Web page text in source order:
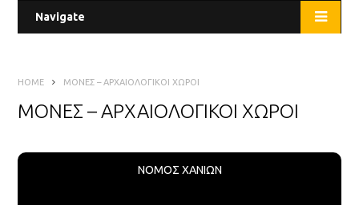
Navigate
HOME ΜΟΝΕΣ – ΑΡΧΑΙΟΛΟΓΙΚΟΙ ΧΩΡΟΙ
ΜΟΝΕΣ – ΑΡΧΑΙΟΛΟΓΙΚΟΙ ΧΩΡΟΙ
ΝΟΜΟΣ ΧΑΝΙΩΝ